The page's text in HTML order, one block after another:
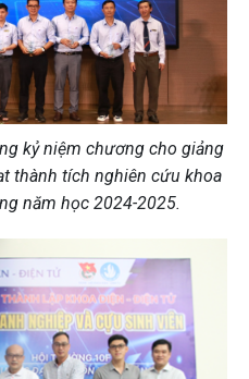
kỷ niệm chương cho giảng
thành tích nghiên cứu khoa
năm học 2024-2025.